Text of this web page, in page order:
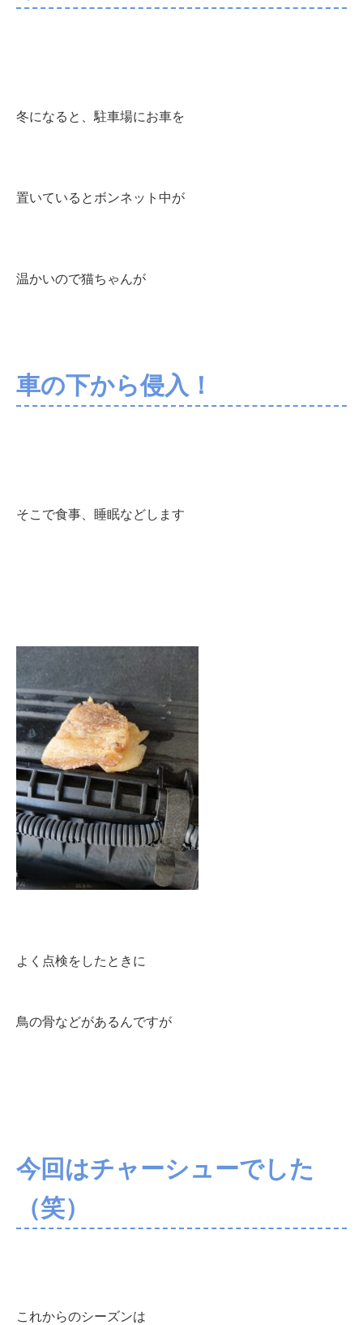
冬になると、駐車場にお車を
置いているとボンネット中が
温かいので猫ちゃんが
車の下から侵入！
そこで食事、睡眠などします
よく点検をしたときに
鳥の骨などがあるんですが
今回はチャーシューでした
（笑）
これからのシーズンは